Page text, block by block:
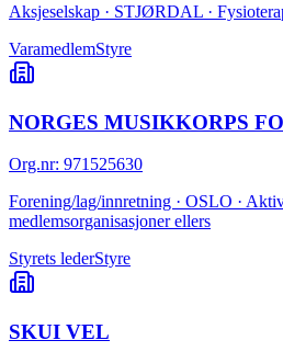
Aksjeselskap · STJØRDAL ·
VaramedlemStyre
NORGES MUSIKKORPS
Org.nr: 971525630
Forening/lag/innretning · OSLO ·
medlemsorganisasjoner ellers
Styrets lederStyre
SKUI VEL